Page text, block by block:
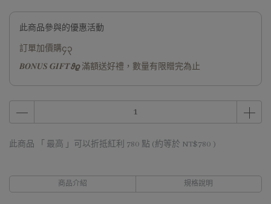
此商品參與的優惠活動
訂單加價購၄၃
𝑩𝑶𝑵𝑼𝑺 𝑮𝑰𝑭𝑻𝟅𝟈 滿額送好禮，數量有限贈完為止
此商品 「 最高 」可以折抵紅利 780 點 (約等於 NT$780 )
商品介紹 規格說明